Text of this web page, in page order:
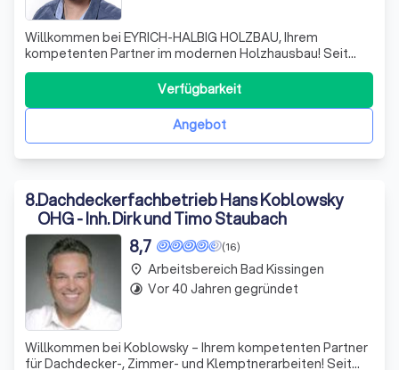
Willkommen bei EYRICH-HALBIG HOLZBAU, Ihrem
kompetenten Partner im modernen Holzhausbau! Seit
1934 stehen wir für Qualität und Nachhaltigkeit. Wir
fertigen Wandelemente, Deckenelemente und
Dachelemente in unserer hochmodernen
Produktionshalle, um Ihnen eine präzise und
wetterunabhängige Ausführung z
Angebot
Verfügbarkeit
8.Dachdeckerfachbetrieb Hans Koblowsky
OHG - Inh. Dirk und Timo Staubach
(16)
8,7
Willkommen bei Koblowsky – Ihrem kompetenten Partner
für Dachdecker-, Zimmer- und Klemptnerarbeiten! Seit
place Arbeitsbereich Bad Kissingen
timelapse Vor 40 Jahren gegründet